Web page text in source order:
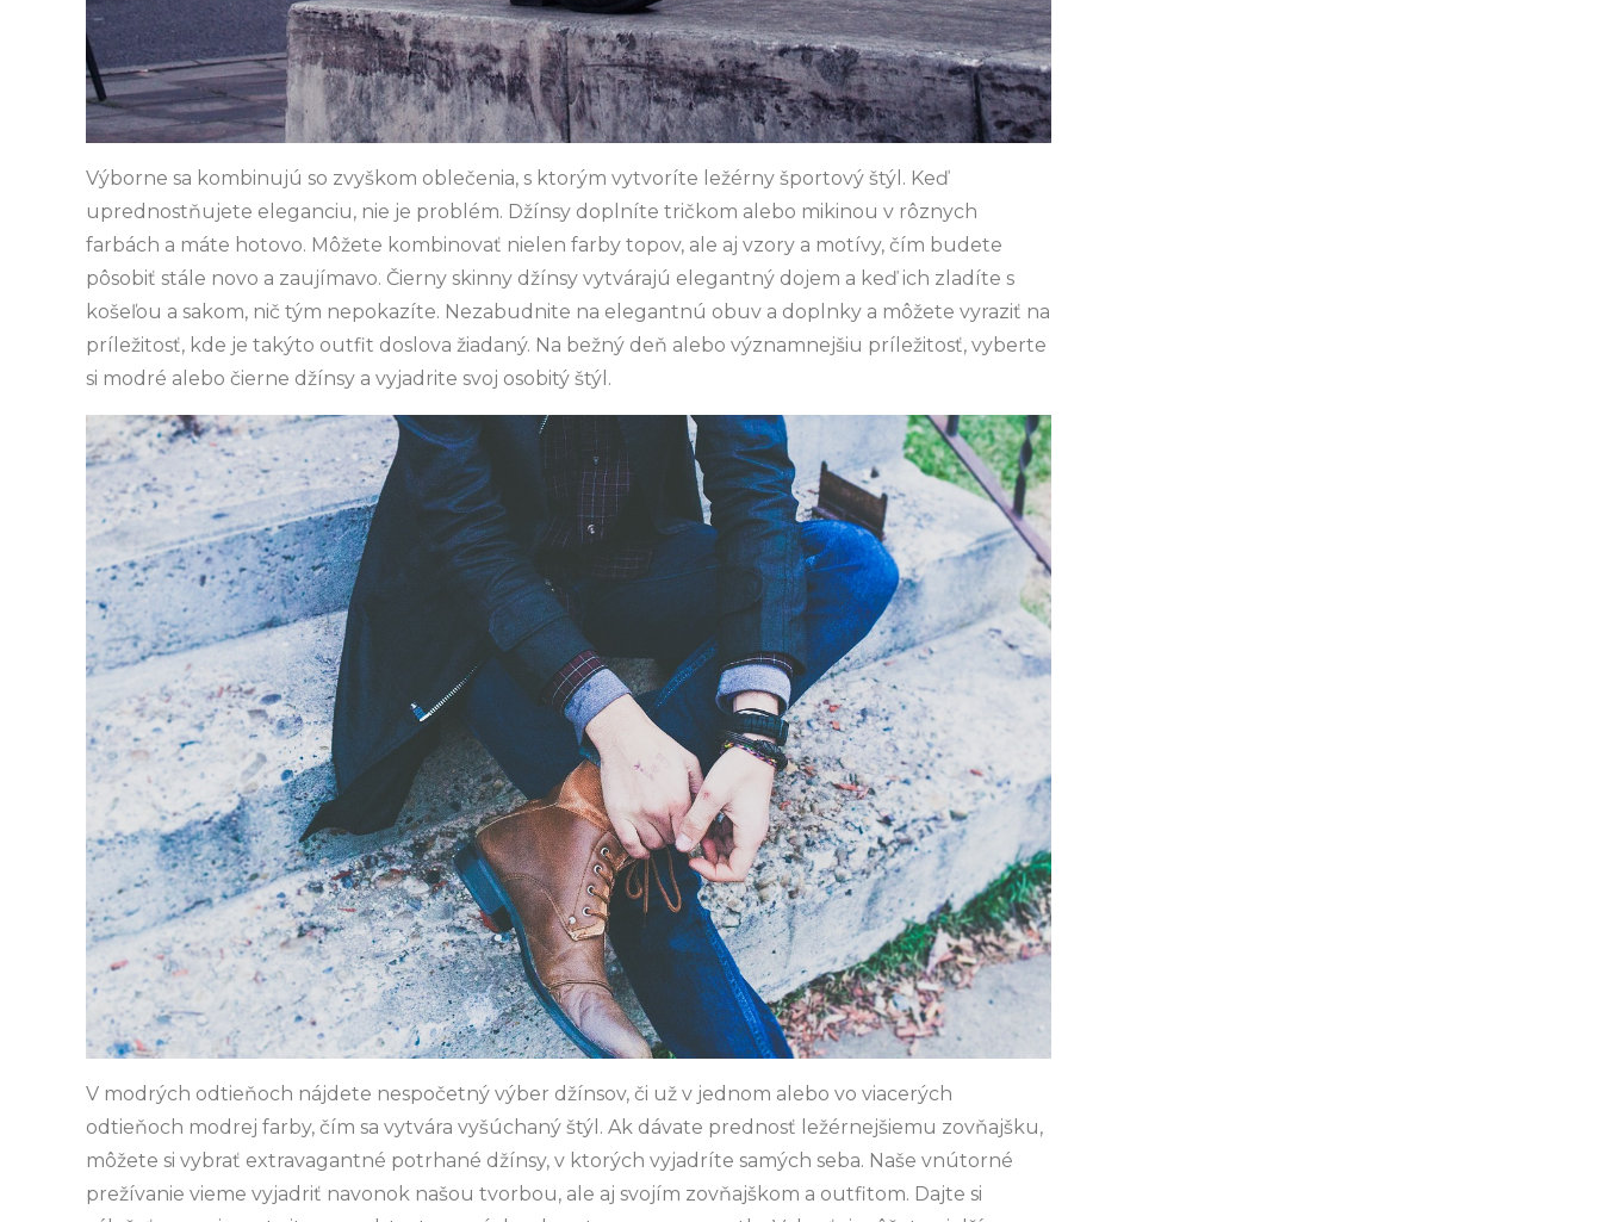
Výborne sa kombinujú so zvyškom oblečenia, s ktorým vytvoríte ležérny športový štýl. Keď
uprednostňujete eleganciu, nie je problém. Džínsy doplníte tričkom alebo mikinou v rôznych
farbách a máte hotovo. Môžete kombinovať nielen farby topov, ale aj vzory a motívy, čím budete
pôsobiť stále novo a zaujímavo. Čierny skinny džínsy vytvárajú elegantný dojem a keď ich zladíte s
košeľou a sakom, nič tým nepokazíte. Nezabudnite na elegantnú obuv a doplnky a môžete vyraziť na
príležitosť, kde je takýto outfit doslova žiadaný. Na bežný deň alebo významnejšiu príležitosť, vyberte
si modré alebo čierne džínsy a vyjadrite svoj osobitý štýl.
V modrých odtieňoch nájdete nespočetný výber džínsov, či už v jednom alebo vo viacerých
odtieňoch modrej farby, čím sa vytvára vyšúchaný štýl. Ak dávate prednosť ležérnejšiemu zovňajšku,
môžete si vybrať extravagantné potrhané džínsy, v ktorých vyjadríte samých seba. Naše vnútorné
prežívanie vieme vyjadriť navonok našou tvorbou, ale aj svojím zovňajškom a outfitom. Dajte si